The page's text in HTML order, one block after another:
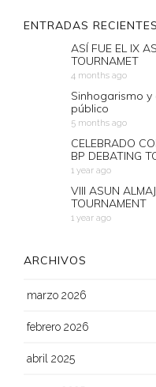
ENTRADAS RECIENTES
ASÍ FUE EL IX
TOURNAMET
4 months ago
Sinhogarismo
público
5 months ago
CELEBRADO
BP DEBATING
1 year ago
VIII ASUN
TOURNAMENT
1 year ago
ARCHIVOS
marzo 2026
febrero 2026
abril 2025